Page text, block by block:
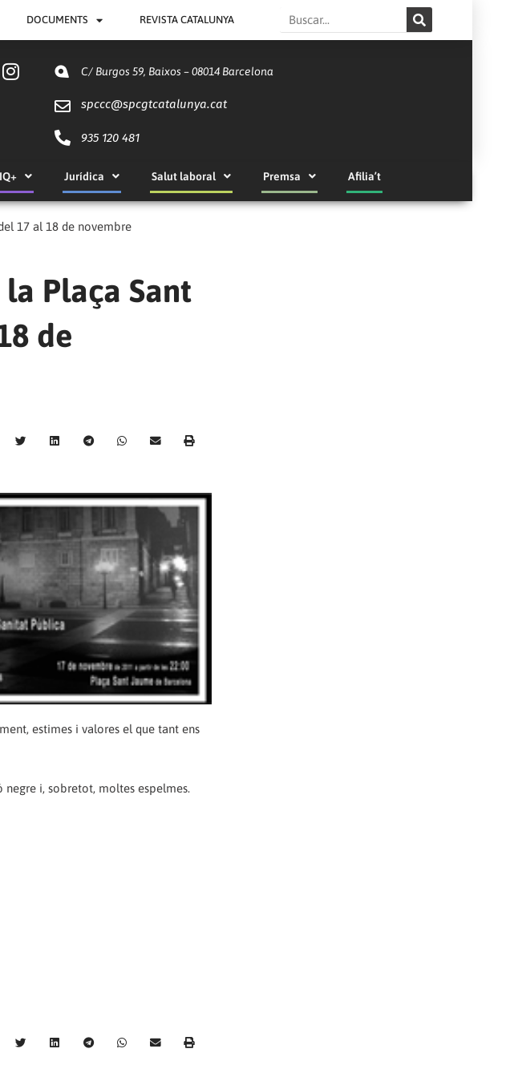
DOCUMENTS REVISTA CATALUNYA Search
C/ Burgos 59, Baixos – 08014 Barcelona
spccc@spcgtcatalunya.cat
935 120 481
Jurídica Salut laboral Premsa Afilia’t
17 al 18 de novembre
Plaça Sant
de
estimes i valores el que tant ens
negre i, sobretot, moltes espelmes.